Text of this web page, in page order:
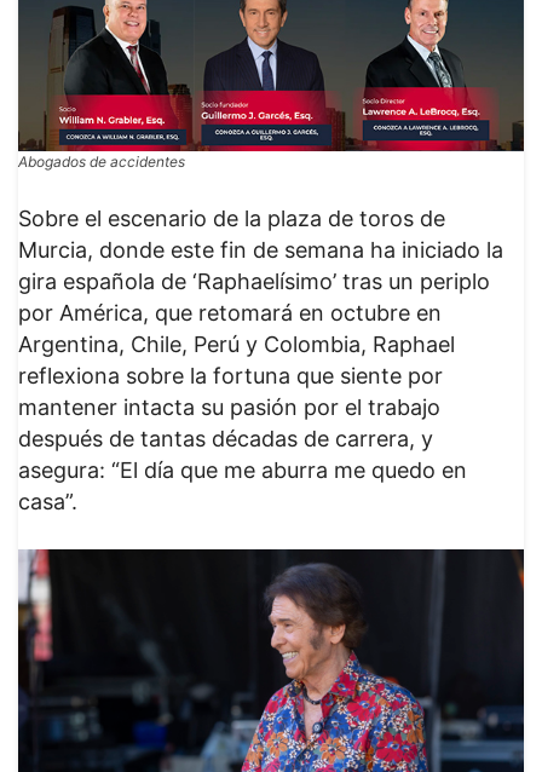
Abogados de accidentes
Sobre el escenario de la plaza de toros de
Murcia, donde este fin de semana ha iniciado la
gira española de ‘Raphaelísimo’ tras un periplo
por América, que retomará en octubre en
Argentina, Chile, Perú y Colombia, Raphael
reflexiona sobre la fortuna que siente por
mantener intacta su pasión por el trabajo
después de tantas décadas de carrera, y
asegura: “El día que me aburra me quedo en
casa”.